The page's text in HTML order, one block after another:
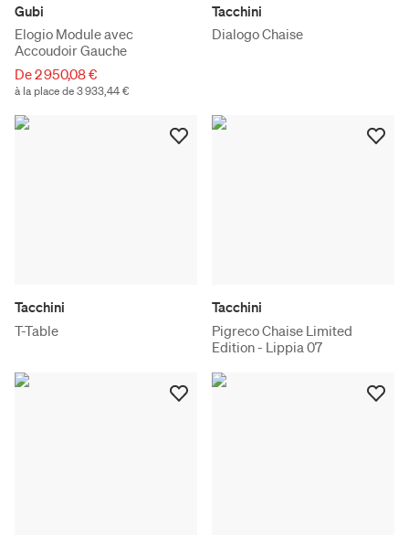
Gubi
Elogio Module avec
Accoudoir Gauche
De 2 950,08 €
à la place de 3 933,44 €
Tacchini
Dialogo Chaise
Tacchini
T-Table
Tacchini
Pigreco Chaise Limited
Edition - Lippia 07